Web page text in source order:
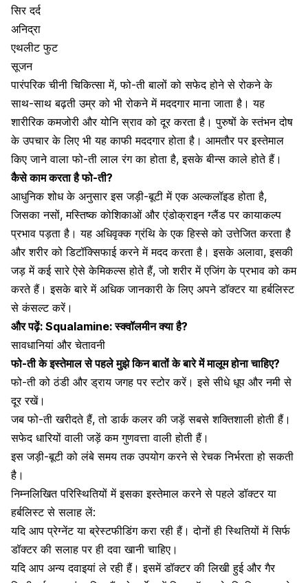
सिर दर्द
अनिद्रा
एथलीट फुट
सूजन
पारंपरिक चीनी चिकित्सा में, फो-ती बालों को सफेद होने से रोकने के
साथ-साथबढ़ती उम्र को भी रोकने में मददगारमाना जाता है। यह
शारीरिक कमजोरी और योनि स्राव को दूर करता है। पुरुषों के स्तंभन दोष
के उपचार के लिए भी यह काफी मददगार होता है। आमतौर पर इस्तेमाल
किए जाने वाला फो-ती लाल रंग का होता है, इसके बीन्स काले होते हैं।
कैसे काम करता है फो-ती?
आधुनिक शोध के अनुसार इस जड़ी-बूटी में एक अल्कलॉइड होता है,
जिसका नसों, मस्तिष्क कोशिकाओं और एंडोक्राइन ग्लैंड पर कायाकल्प
प्रभाव पड़ता है। यह अधिवृक्क ग्रंथि के एक हिस्से को उत्तेजित करता है
और शरीर को डिटॉक्सिफाई करने में मदद करता है। इसके अलावा, इसकी
जड़ में कई सारे ऐसे केमिकल्स होते हैं, जो शरीर में एजिंग के प्रभाव को कम
करते हैं। इसके बारे में अधिक जानकारी के लिए अपने डॉक्टर या हर्बलिस्ट
से कंसल्ट करें।
और पढ़ें: Squalamine: स्क्वॉलमीन क्या है?
सावधानियां और चेतावनी
फो-ती के इस्तेमाल से पहले मुझे किन बातों के बारे में मालूम होना चाहिए?
फो-ती को ठंडी और ड्राय जगह पर स्टोर करें। इसे सीधे धूप और नमी से
दूर रखें।
जब फो-ती खरीदते हैं, तो डार्क कलर की जड़ें सबसे शक्तिशाली होती हैं।
सफेद धारियों वाली जड़ें कम गुणवत्ता वाली होती हैं।
इस जड़ी-बूटी को लंबे समय तक उपयोग करने से रेचक निर्भरता हो सकती
है।
निम्नलिखित परिस्थितियों में इसका इस्तेमाल करने से पहले डॉक्टर या
हर्बलिस्ट से सलाह लें:
यदि आप प्रेग्नेंट या ब्रेस्टफीडिंग करा रही हैं। दोनों ही स्थितियों में सिर्फ
डॉक्टर की सलाह पर ही दवा खानी चाहिए।
यदि आप अन्य दवाइयां ले रही हैं। इसमें डॉक्टर की लिखी हुई और गैर